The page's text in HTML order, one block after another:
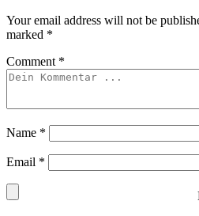
Your email address will not be
marked *
Comment *
Name *
Email *